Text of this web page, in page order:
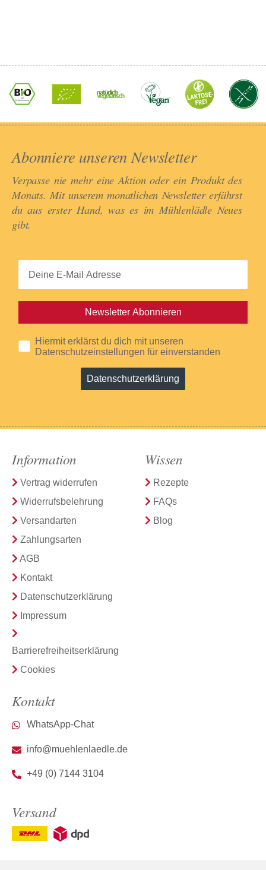
Abonniere unseren Newsletter​
Verpasse nie mehr eine Aktion oder ein Produkt des
Monats. Mit unserem monatlichen Newsletter erfährst
du aus erster Hand, was es im Mühlenlädle Neues
gibt.​
Newsletter Abonnieren
Hiermit erklärst du dich mit unseren
Datenschutzeinstellungen für einverstanden
Datenschutzerklärung
Information
Vertrag widerrufen
Widerrufsbelehrung
Versandarten
Zahlungsarten
AGB
Kontakt
Datenschutzerklärung
Impressum
Barrierefreiheitserklärung
Cookies
Wissen
Rezepte
FAQs
Blog
Kontakt
WhatsApp-Chat
info@muehlenlaedle.de
+49 (0) 7144 3104
Versand